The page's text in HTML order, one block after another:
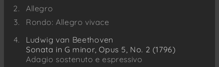
Allegro
Rondo: Allegro vivace
Ludwig van Beethoven
Sonata in G minor, Opus 5, No. 2 (1796)
Adagio sostenuto e espressivo